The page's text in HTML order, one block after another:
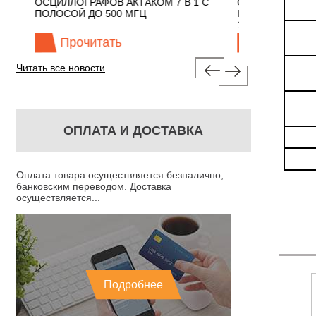
ДО 500 МГЦ
Прочитать
КЛАССА АКТАКОМ "3 В
Читать все новости
ОПЛАТА И ДОСТАВКА
Оплата товара осуществляется безналично,
банковским переводом. Доставка
осуществляется...
Подробнее